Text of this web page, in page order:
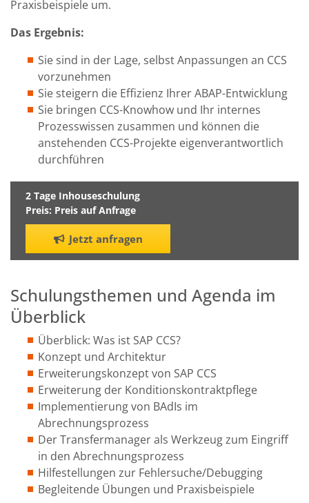
Praxisbeispiele um.
Das Ergebnis:
Sie sind in der Lage, selbst Anpassungen an CCS
vorzunehmen
Sie steigern die Effizienz Ihrer ABAP-Entwicklung
Sie bringen CCS-Knowhow und Ihr internes
Prozesswissen zusammen und können die
anstehenden CCS-Projekte eigenverantwortlich
durchführen
2 Tage Inhouseschulung
Preis: Preis auf Anfrage
Jetzt anfragen
Schulungsthemen und Agenda im
Überblick
Überblick: Was ist SAP CCS?
Konzept und Architektur
Erweiterungskonzept von SAP CCS
Erweiterung der Konditionskontraktpflege
Implementierung von BAdIs im
Abrechnungsprozess
Der Transfermanager als Werkzeug zum Eingriff
in den Abrechnungsprozess
Hilfestellungen zur Fehlersuche/Debugging
Begleitende Übungen und Praxisbeispiele